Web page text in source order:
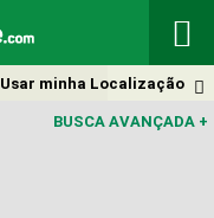


Usar minha Localização
BUSCA AVANÇADA +